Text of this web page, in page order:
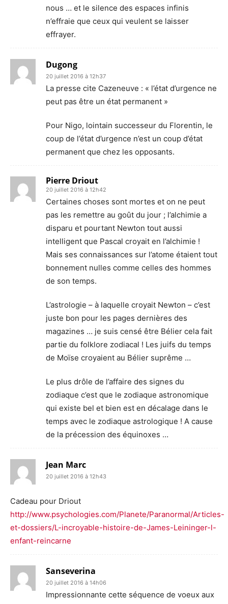
nous … et le silence des espaces infinis
n’effraie que ceux qui veulent se laisser
effrayer.
Dugong
20 juillet 2016 à 12h37
La presse cite Cazeneuve : « l’état d’urgence ne
peut pas être un état permanent »
Pour Nigo, lointain successeur du Florentin, le
coup de l’état d’urgence n’est un coup d’état
permanent que chez les opposants.
Pierre Driout
20 juillet 2016 à 12h42
Certaines choses sont mortes et on ne peut
pas les remettre au goût du jour ; l’alchimie a
disparu et pourtant Newton tout aussi
intelligent que Pascal croyait en l’alchimie !
Mais ses connaissances sur l’atome étaient tout
bonnement nulles comme celles des hommes
de son temps.
L’astrologie – à laquelle croyait Newton – c’est
juste bon pour les pages dernières des
magazines … je suis censé être Bélier cela fait
partie du folklore zodiacal ! Les juifs du temps
de Moïse croyaient au Bélier suprême …
Le plus drôle de l’affaire des signes du
zodiaque c’est que le zodiaque astronomique
qui existe bel et bien est en décalage dans le
temps avec le zodiaque astrologique ! A cause
de la précession des équinoxes …
Jean Marc
20 juillet 2016 à 12h43
Cadeau pour Driout
http://www.psychologies.com/Planete/Paranormal/Articles-
et-dossiers/L-incroyable-histoire-de-James-Leininger-l-
enfant-reincarne
Sanseverina
20 juillet 2016 à 14h06
Impressionnante cette séquence de voeux aux